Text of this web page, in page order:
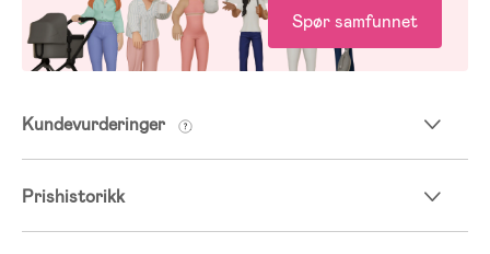
Spør samfunnet
Kundevurderinger
Prishistorikk